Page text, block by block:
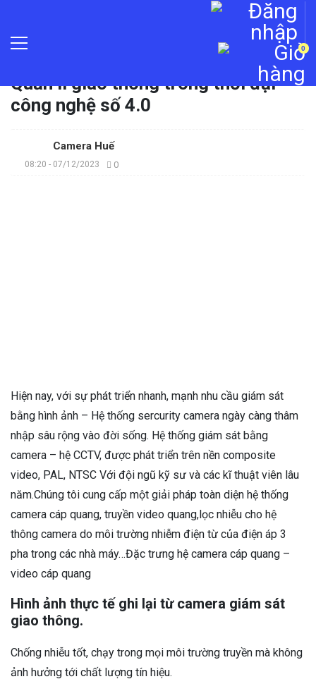
0
Quản lí giao thông trong thời đại
công nghệ số 4.0
Camera Huế
08:20 - 07/12/2023 0
Hiện nay, với sự phát triển nhanh, mạnh nhu cầu giám sát
bằng hình ảnh – Hệ thống sercurity camera ngày càng thâm
nhập sâu rộng vào đời sống. Hệ thống giám sát bằng
camera – hệ CCTV, được phát triển trên nền composite
video, PAL, NTSC Với đội ngũ kỹ sư và các kĩ thuật viên lâu
năm.Chúng tôi cung cấp một giải pháp toàn diện hệ thống
camera cáp quang, truyền video quang,lọc nhiễu cho hệ
thông camera do môi trường nhiễm điện từ của điện áp 3
pha trong các nhà máy…Đặc trưng hệ camera cáp quang –
video cáp quang
Hình ảnh thực tế ghi lại từ camera giám sát
giao thông.
Chống nhiễu tốt, chạy trong mọi môi trường truyền mà không
ảnh hưởng tới chất lượng tín hiệu.